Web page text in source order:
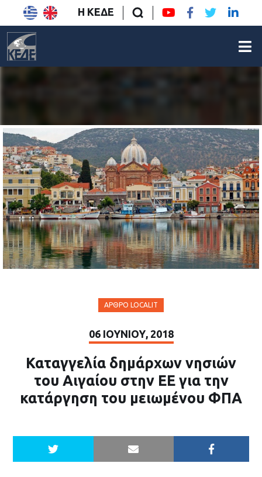
Η ΚΕΔΕ
ΆΡΘΡΟ LOCALIT
06 ΙΟΥΝΊΟΥ, 2018
Καταγγελία δημάρχων νησιών
του Αιγαίου στην ΕΕ για την
κατάργηση του μειωμένου ΦΠΑ